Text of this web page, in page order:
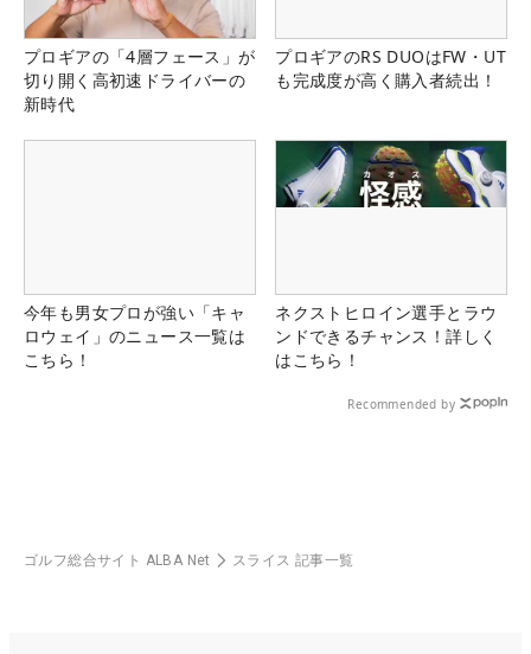
プロギアの「4層フェース」が
切り開く高初速ドライバーの
新時代
プロギアのRS DUOはFW・UT
も完成度が高く購入者続出！
今年も男女プロが強い「キャ
ロウェイ」のニュース一覧は
こちら！
ネクストヒロイン選手とラウ
ンドできるチャンス！詳しく
はこちら！
Recommended by
ゴルフ総合サイト ALBA Net スライス 記事一覧